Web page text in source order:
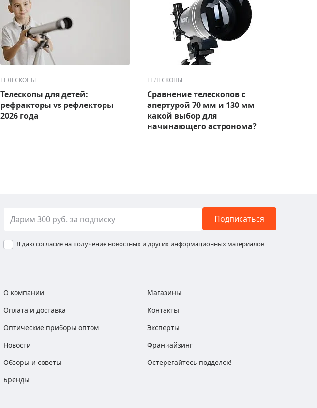
ТЕЛЕСКОПЫ
Телескопы для детей:
рефракторы vs рефлекторы
2026 года
ТЕЛЕСКОПЫ
Сравнение телескопов с
апертурой 70 мм и 130 мм –
какой выбор для
начинающего астронома?
Подписаться
Я даю согласие на получение новостных и других информационных материалов
О компании
Оплата и доставка
Оптические приборы оптом
Новости
Обзоры и советы
Бренды
Магазины
Контакты
Эксперты
Франчайзинг
Остерегайтесь подделок!